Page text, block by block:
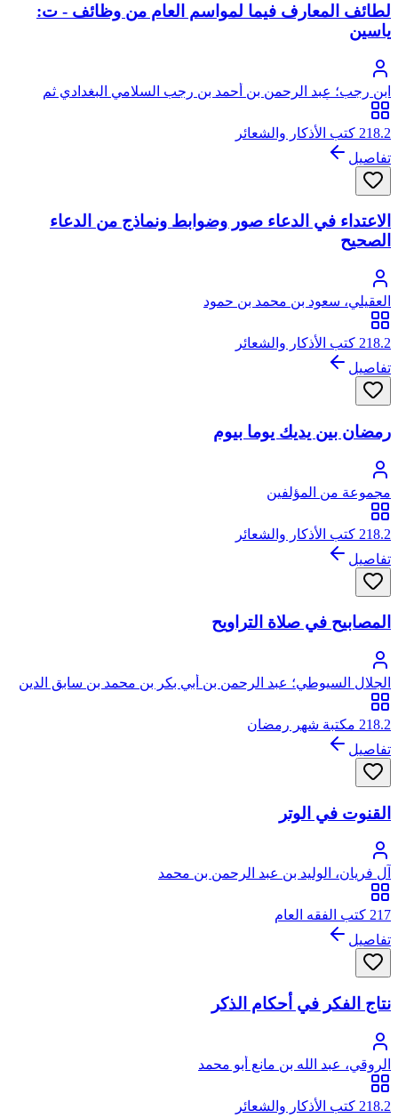
لطائف المعارف فيما لمواسم العام من وظائف - ت:
ياسين
ابن رجب؛ عبد الرحمن بن أحمد بن رجب السلامي البغدادي ثم
الدمشقي، أبو الفرج، زين الدين
218.2 كتب الأذكار والشعائر
تفاصيل
الاعتداء في الدعاء صور وضوابط ونماذج من الدعاء
الصحيح
العقيلي، سعود بن محمد بن حمود
218.2 كتب الأذكار والشعائر
تفاصيل
رمضان بين يديك يوما بيوم
مجموعة من المؤلفين
218.2 كتب الأذكار والشعائر
تفاصيل
المصابيح في صلاة التراويح
الجلال السيوطي؛ عبد الرحمن بن أبي بكر بن محمد بن سابق الدين
الخضيري السيوطي، جلال الدين
218.2 مكتبة شهر رمضان
تفاصيل
القنوت في الوتر
آل فريان، الوليد بن عبد الرحمن بن محمد
217 كتب الفقه العام
تفاصيل
نتاج الفكر في أحكام الذكر
الروقي، عبد الله بن مانع أبو محمد
218.2 كتب الأذكار والشعائر